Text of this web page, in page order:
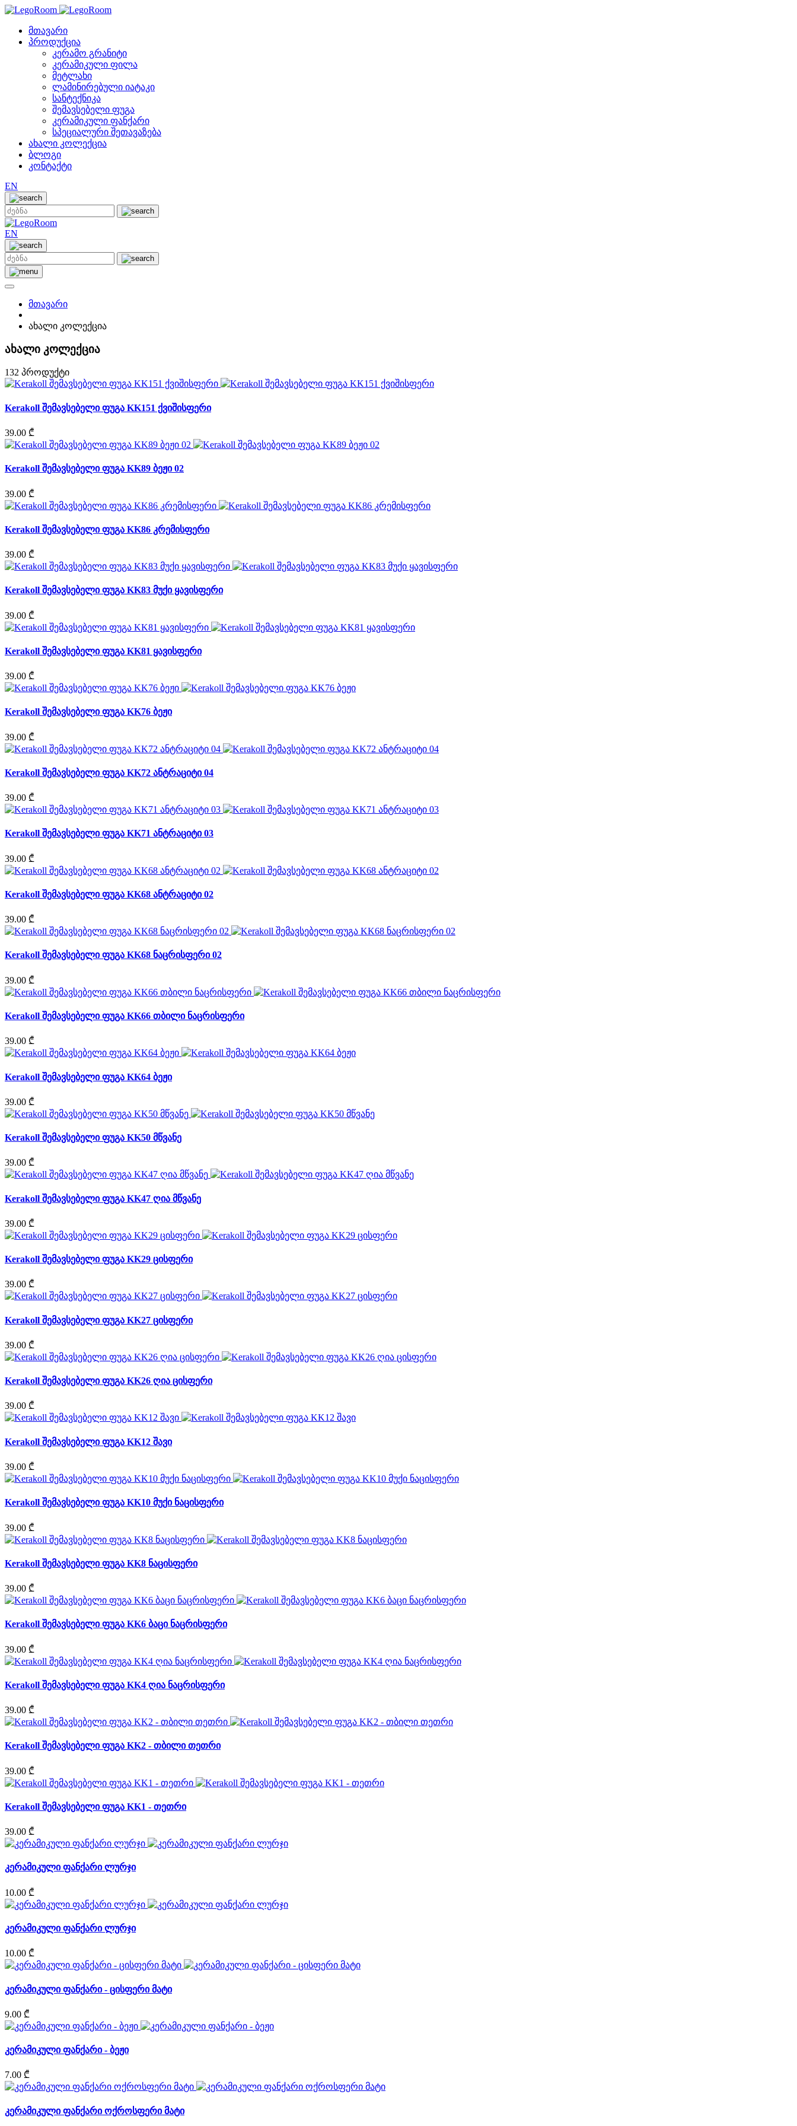
მთავარი
პროდუქცია
კერამო გრანიტი
კერამიკული ფილა
მეტლახი
ლამინირებული იატაკი
სანტექნიკა
შემავსებელი ფუგა
კერამიკული ფანქარი
სპეციალური შეთავაზება
ახალი კოლექცია
ბლოგი
კონტაქტი
EN
EN
მთავარი
ახალი კოლექცია
ახალი კოლექცია
132 პროდუქტი
Kerakoll შემავსებელი ფუგა KK151 ქვიშისფერი
39.00 ₾
Kerakoll შემავსებელი ფუგა KK89 ბეჟი 02
39.00 ₾
Kerakoll შემავსებელი ფუგა KK86 კრემისფერი
39.00 ₾
Kerakoll შემავსებელი ფუგა KK83 მუქი ყავისფერი
39.00 ₾
Kerakoll შემავსებელი ფუგა KK81 ყავისფერი
39.00 ₾
Kerakoll შემავსებელი ფუგა KK76 ბეჟი
39.00 ₾
Kerakoll შემავსებელი ფუგა KK72 ანტრაციტი 04
39.00 ₾
Kerakoll შემავსებელი ფუგა KK71 ანტრაციტი 03
39.00 ₾
Kerakoll შემავსებელი ფუგა KK68 ანტრაციტი 02
39.00 ₾
Kerakoll შემავსებელი ფუგა KK68 ნაცრისფერი 02
39.00 ₾
Kerakoll შემავსებელი ფუგა KK66 თბილი ნაცრისფერი
39.00 ₾
Kerakoll შემავსებელი ფუგა KK64 ბეჟი
39.00 ₾
Kerakoll შემავსებელი ფუგა KK50 მწვანე
39.00 ₾
Kerakoll შემავსებელი ფუგა KK47 ღია მწვანე
39.00 ₾
Kerakoll შემავსებელი ფუგა KK29 ცისფერი
39.00 ₾
Kerakoll შემავსებელი ფუგა KK27 ცისფერი
39.00 ₾
Kerakoll შემავსებელი ფუგა KK26 ღია ცისფერი
39.00 ₾
Kerakoll შემავსებელი ფუგა KK12 შავი
39.00 ₾
Kerakoll შემავსებელი ფუგა KK10 მუქი ნაცისფერი
39.00 ₾
Kerakoll შემავსებელი ფუგა KK8 ნაცისფერი
39.00 ₾
Kerakoll შემავსებელი ფუგა KK6 ბაცი ნაცრისფერი
39.00 ₾
Kerakoll შემავსებელი ფუგა KK4 ღია ნაცრისფერი
39.00 ₾
Kerakoll შემავსებელი ფუგა KK2 - თბილი თეთრი
39.00 ₾
Kerakoll შემავსებელი ფუგა KK1 - თეთრი
39.00 ₾
კერამიკული ფანქარი ლურჯი
10.00 ₾
კერამიკული ფანქარი ლურჯი
10.00 ₾
კერამიკული ფანქარი - ცისფერი მატი
9.00 ₾
კერამიკული ფანქარი - ბეჟი
7.00 ₾
კერამიკული ფანქარი ოქროსფერი მატი